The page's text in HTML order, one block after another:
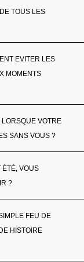
TOUS LES
EVITER LES
MOMENTS
VOTRE
SANS VOUS ?
ÉTÉ, VOUS
?
FEU DE
HISTOIRE